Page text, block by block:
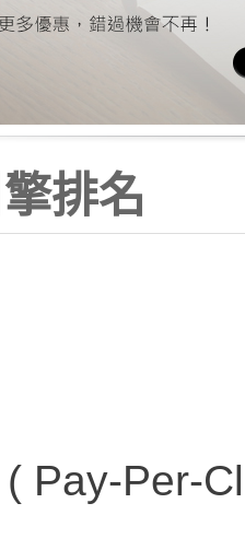
排名
Pay-Per-